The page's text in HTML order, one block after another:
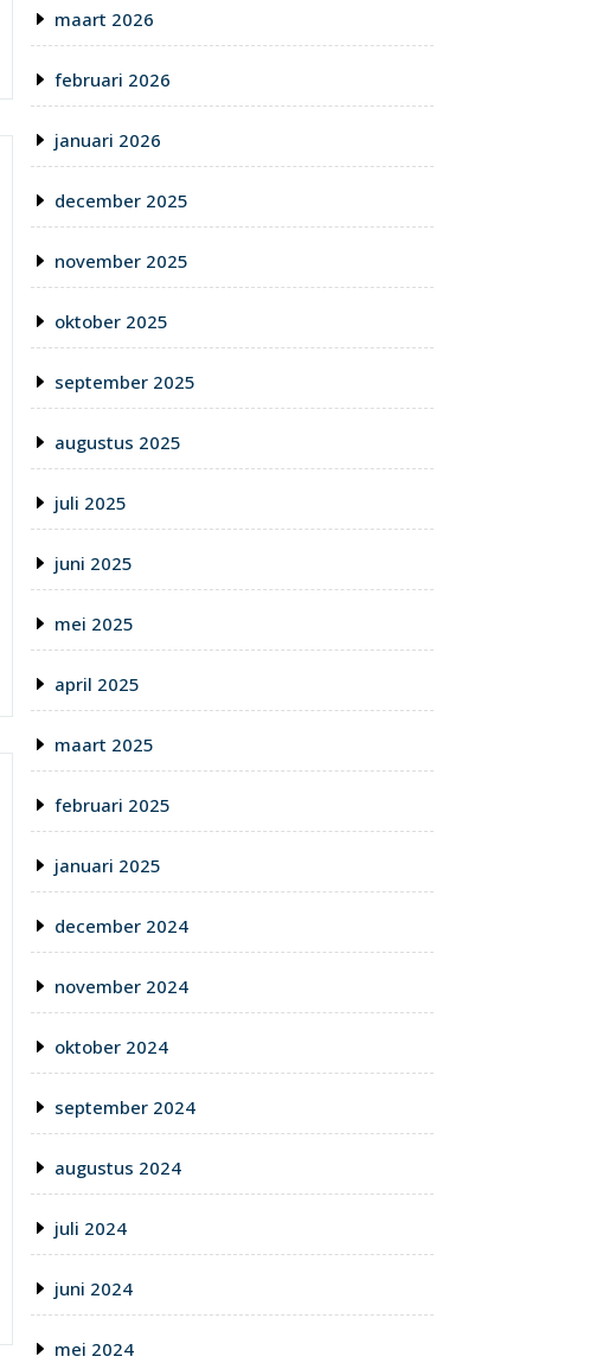
maart 2026
februari 2026
januari 2026
december 2025
november 2025
oktober 2025
september 2025
augustus 2025
juli 2025
juni 2025
mei 2025
april 2025
maart 2025
februari 2025
januari 2025
december 2024
november 2024
oktober 2024
september 2024
augustus 2024
juli 2024
juni 2024
mei 2024